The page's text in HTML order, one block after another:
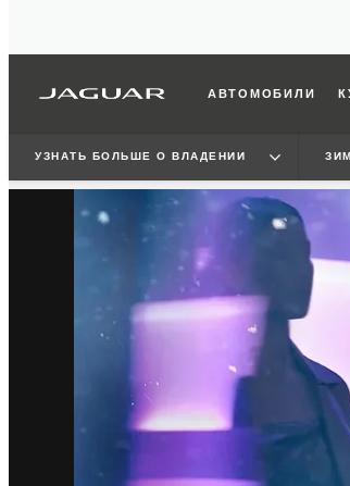
АВТОМОБИЛИ
УЗНАТЬ БОЛЬШЕ О ВЛАДЕНИИ